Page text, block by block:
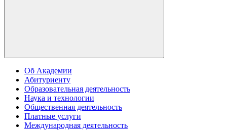
Об Академии
Абитуриенту
Образовательная деятельность
Наука и технологии
Общественная деятельность
Платные услуги
Международная деятельность